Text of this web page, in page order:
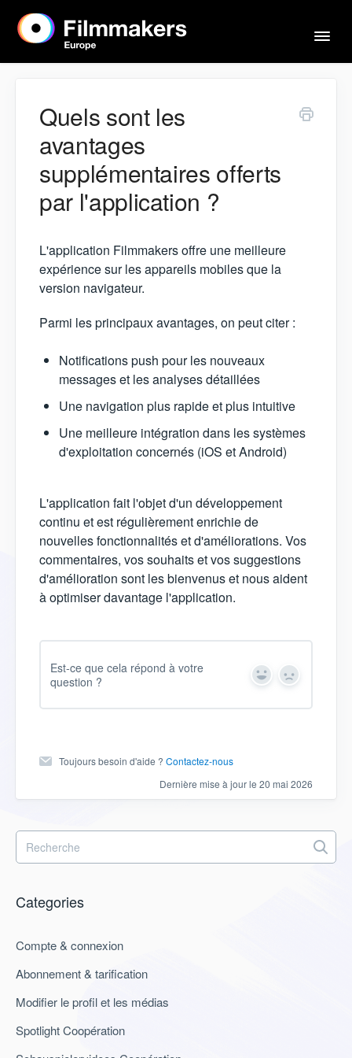
Accueil
Acteurs & agents
Mentions légales
Contact
Quels sont les
avantages
supplémentaires offerts
par l'application ?
L'application Filmmakers offre une meilleure
expérience sur les appareils mobiles que la
version navigateur.
Parmi les principaux avantages, on peut citer :
Notifications push pour les nouveaux
messages et les analyses détaillées
Une navigation plus rapide et plus intuitive
Une meilleure intégration dans les systèmes
d'exploitation concernés (iOS et Android)
L'application fait l'objet d'un développement
continu et est régulièrement enrichie de
nouvelles fonctionnalités et d'améliorations. Vos
commentaires, vos souhaits et vos suggestions
d'amélioration sont les bienvenus et nous aident
à optimiser davantage l'application.
Est-ce que cela répond à votre
question ?
Y
s
N
Toujours besoin d'aide ? Contactez-nous
Dernière mise à jour le 20 mai 2026
Categories
Compte & connexion
Abonnement & tarification
Modifier le profil et les médias
Spotlight Coopération